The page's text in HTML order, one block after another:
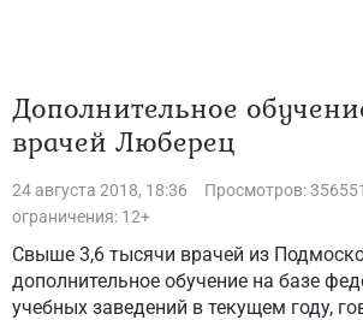
Дополнительное
врачей Люберец
24 августа 2018, 18:36
Просмотров:
ограничения: 12+
Свыше 3,6 тысячи врачей из
дополнительное обучение на базе
учебных заведений в текущем году,